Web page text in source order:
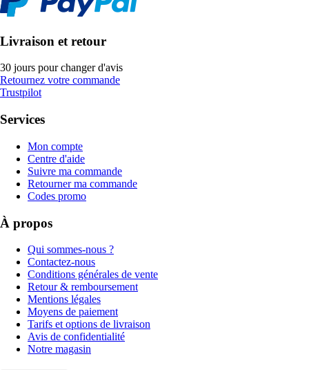
Livraison et retour
30 jours pour changer d'avis
Retournez votre commande
Trustpilot
Services
Mon compte
Centre d'aide
Suivre ma commande
Retourner ma commande
Codes promo
À propos
Qui sommes-nous ?
Contactez-nous
Conditions générales de vente
Retour & remboursement
Mentions légales
Moyens de paiement
Tarifs et options de livraison
Avis de confidentialité
Notre magasin